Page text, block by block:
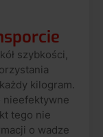
szybkości,
kilogram.
nieefektywne
tego nie
o wadze